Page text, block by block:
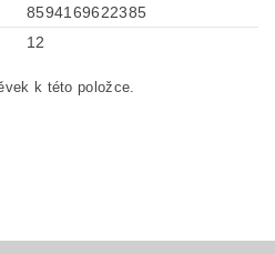
8594169622385
12
k této položce.